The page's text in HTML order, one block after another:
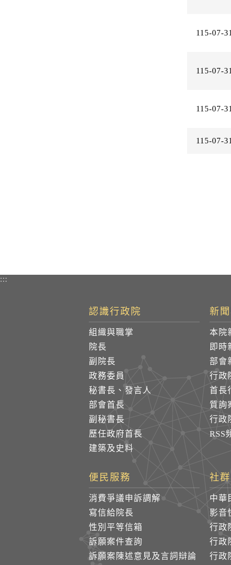
115-07-31
115-07-31
115-07-31
115-07-31
:::
認識行政院
組織與職掌
院長
副院長
政務委員
秘書長、發言人
部會首長
副秘書長
歷任政府首長
建築及史料
新
本院
即時
部會
行政
首長
質詢
行政
RSS
便民服務
消費爭議申訴調解
寫信給院長
性別平等信箱
訴願案件查詢
訴願案陳述意見及言詞辯論
社
中華
影音
行政
行政
行政